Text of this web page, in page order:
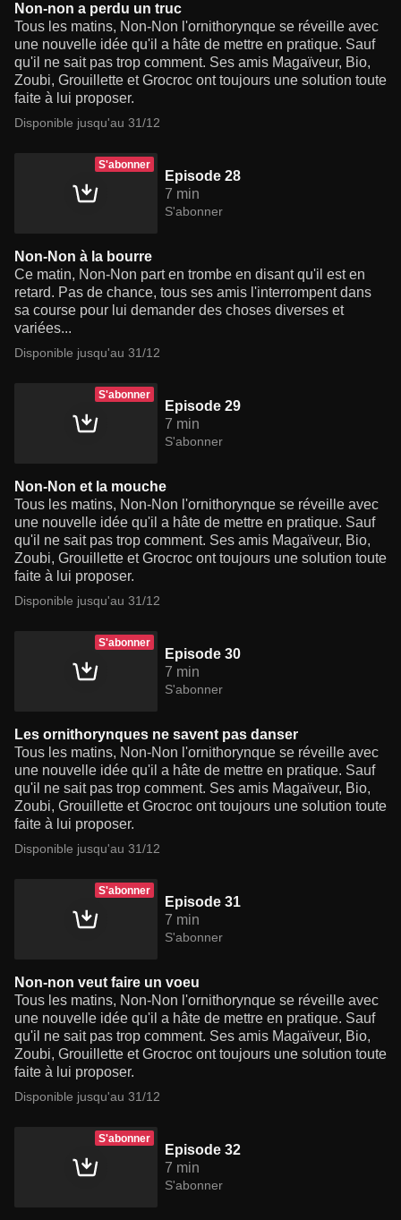
Non-non a perdu un truc
Tous les matins, Non-Non l'ornithorynque se réveille avec
une nouvelle idée qu'il a hâte de mettre en pratique. Sauf
qu'il ne sait pas trop comment. Ses amis Magaïveur, Bio,
Zoubi, Grouillette et Grocroc ont toujours une solution toute
faite à lui proposer.
Disponible jusqu'au 31/12
S'abonner
Episode 28
7 min
S'abonner
Non-Non à la bourre
Ce matin, Non-Non part en trombe en disant qu'il est en
retard. Pas de chance, tous ses amis l'interrompent dans
sa course pour lui demander des choses diverses et
variées...
Disponible jusqu'au 31/12
S'abonner
Episode 29
7 min
S'abonner
Non-Non et la mouche
Tous les matins, Non-Non l'ornithorynque se réveille avec
une nouvelle idée qu'il a hâte de mettre en pratique. Sauf
qu'il ne sait pas trop comment. Ses amis Magaïveur, Bio,
Zoubi, Grouillette et Grocroc ont toujours une solution toute
faite à lui proposer.
Disponible jusqu'au 31/12
S'abonner
Episode 30
7 min
S'abonner
Les ornithorynques ne savent pas danser
Tous les matins, Non-Non l'ornithorynque se réveille avec
une nouvelle idée qu'il a hâte de mettre en pratique. Sauf
qu'il ne sait pas trop comment. Ses amis Magaïveur, Bio,
Zoubi, Grouillette et Grocroc ont toujours une solution toute
faite à lui proposer.
Disponible jusqu'au 31/12
S'abonner
Episode 31
7 min
S'abonner
Non-non veut faire un voeu
Tous les matins, Non-Non l'ornithorynque se réveille avec
une nouvelle idée qu'il a hâte de mettre en pratique. Sauf
qu'il ne sait pas trop comment. Ses amis Magaïveur, Bio,
Zoubi, Grouillette et Grocroc ont toujours une solution toute
faite à lui proposer.
Disponible jusqu'au 31/12
S'abonner
Episode 32
7 min
S'abonner